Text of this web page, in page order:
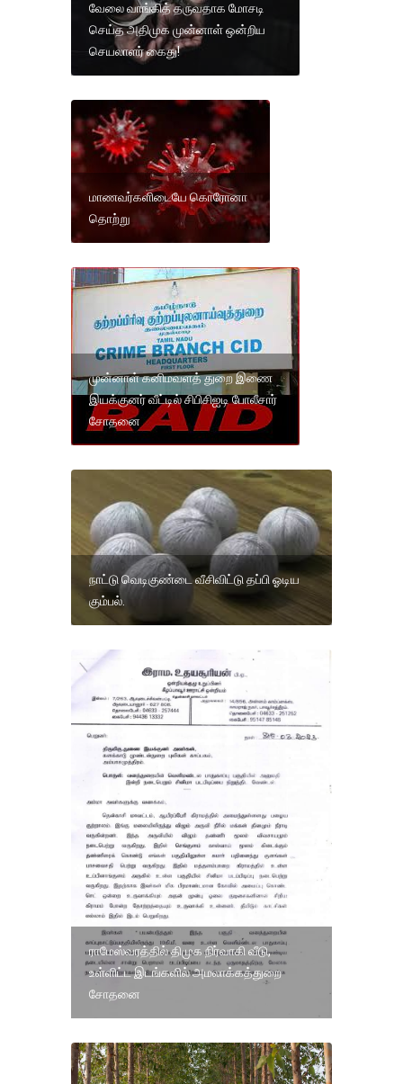
வேலை வாங்கித் தருவதாக மோசடி
செய்த அதிமுக முன்னாள் ஒன்றிய
செயலாளர் கைது!
மாணவர்களிடையே கொரோனா
தொற்று
முன்னாள் கனிமவளத் துறை இணை
இயக்குனர் வீட்டில் சிபிசிஐடி போலீசார்
சோதனை
நாட்டு வெடிகுண்டை வீசிவிட்டு தப்பி ஓடிய
கும்பல்.
ராமேஸ்வரத்தில் திமுக நிர்வாகி வீடு,
உள்ளிட்ட இடங்களில் அமலாக்கத்துறை
சோதனை